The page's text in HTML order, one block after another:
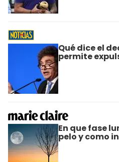
Qué dice el
permite
En que fase
pelo y como